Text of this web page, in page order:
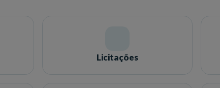
Licitações